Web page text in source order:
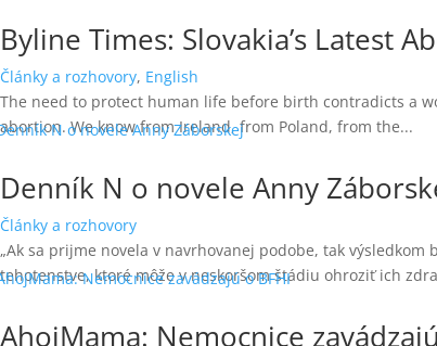
Byline Times: Slovakia’s Latest
Články a rozhovory, English
The need to protect human life before birth contradicts a
abortion. We know from Ireland, from Poland, from the...
Denník N o novele Anny
Články a rozhovory
„Ak sa prijme novela v navrhovanej podobe, tak
tehotenstve, ktoré môže v neskoršom štádiu ohroziť ich
AhojMama: Nemocnice